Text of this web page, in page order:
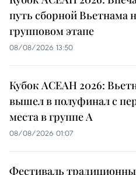
путь сборной Вьетнама
групповом этапе
08/08/2026 13:50
Кубок АСЕАН 2026:
вышел в полуфинал с
места в группе A
08/08/2026 01:07
Фестиваль